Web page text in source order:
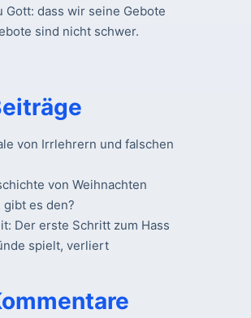
Gott: dass wir seine Gebote
sind nicht schwer.
von Irrlehrern und falschen
von Weihnachten
gibt es den?
Der erste Schritt zum Hass
spielt, verliert